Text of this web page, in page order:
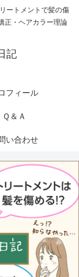
ートメントで髪の傷
正・ヘアカラー理論
記
フィール
Ｑ＆Ａ
い合わせ